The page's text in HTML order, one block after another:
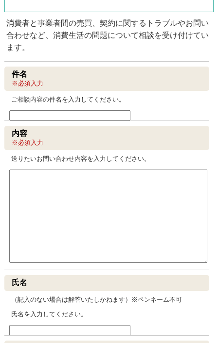
消費者と事業者間の売買、契約に関するトラブルやお問い
合わせなど、消費生活の問題について相談を受け付けてい
ます。
件名
※必須入力
ご相談内容の件名を入力してください。
内容
※必須入力
送りたいお問い合わせ内容を入力してください。
氏名
（記入のない場合は解答いたしかねます）※ペンネーム不可
氏名を入力してください。